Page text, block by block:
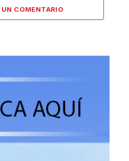
UN COMENTARIO